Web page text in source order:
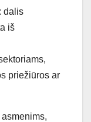
dalis
iš
priežiūros ar